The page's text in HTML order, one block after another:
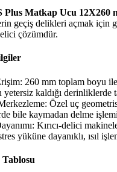
Plus Matkap Ucu 12X260
geçiş delikleri açmak için
çözümdür.
260 mm toplam boyu
yetersiz kaldığı derinliklerde
Özel uç
bile kaymadan delme işlemi
Kırıcı-delici
yüküne dayanıklı, ısıl